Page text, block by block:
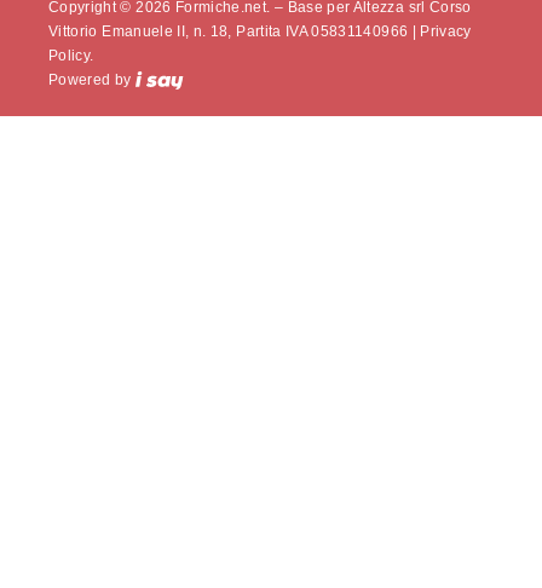
Copyright © 2026 Formiche.net. – Base per Altezza srl Corso
Vittorio Emanuele II, n. 18, Partita IVA 05831140966 | Privacy
Policy.
Powered by